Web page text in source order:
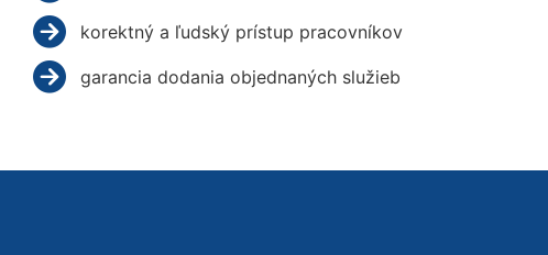
korektný a ľudský prístup pracovníkov
garancia dodania objednaných služieb